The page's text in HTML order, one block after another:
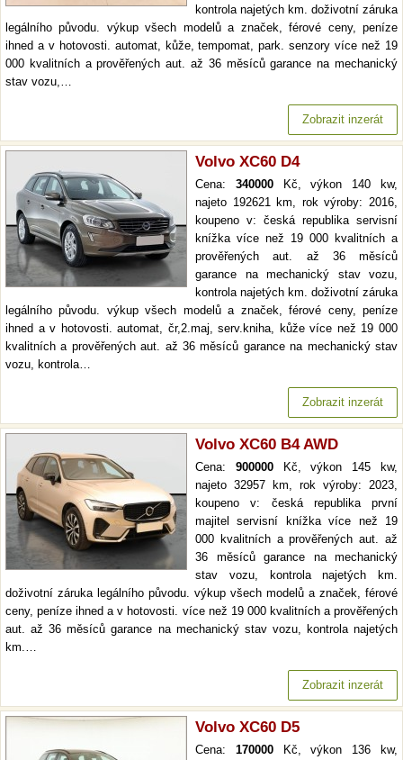
kontrola najetých km. doživotní záruka
legálního původu. výkup všech modelů a značek, férové ceny, peníze
ihned a v hotovosti. automat, kůže, tempomat, park. senzory více než 19
000 kvalitních a prověřených aut. až 36 měsíců garance na mechanický
stav vozu,…
Zobrazit inzerát
Volvo XC60 D4
Cena: 340000Kč, výkon 140 kw,
najeto 192621 km, rok výroby: 2016,
koupeno v: česká republika servisní
knížka více než 19 000 kvalitních a
prověřených aut. až 36 měsíců
garance na mechanický stav vozu,
kontrola najetých km. doživotní záruka
legálního původu. výkup všech modelů a značek, férové ceny, peníze
ihned a v hotovosti. automat, čr,2.maj, serv.kniha, kůže více než 19 000
kvalitních a prověřených aut. až 36 měsíců garance na mechanický stav
vozu, kontrola…
Zobrazit inzerát
Volvo XC60 B4 AWD
Cena: 900000Kč, výkon 145 kw,
najeto 32957 km, rok výroby: 2023,
koupeno v: česká republika první
majitel servisní knížka více než 19
000 kvalitních a prověřených aut. až
36 měsíců garance na mechanický
stav vozu, kontrola najetých km.
doživotní záruka legálního původu. výkup všech modelů a značek, férové
ceny, peníze ihned a v hotovosti. více než 19 000 kvalitních a prověřených
aut. až 36 měsíců garance na mechanický stav vozu, kontrola najetých
km.…
Zobrazit inzerát
Volvo XC60 D5
Cena: 170000Kč, výkon 136 kw,